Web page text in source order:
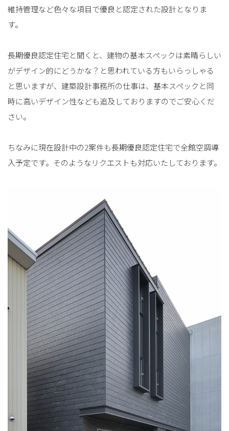
維持管理など色々な項目で優良と認定された設計となりま
す。
長期優良認定住宅と聞くと、建物の基本スペックは素晴らしい
がデザイン的にどうかな？と思われている方もいらっしゃる
と思いますが、建築設計事務所の仕事は、基本スペックと同
時に高いデザイン性なども追及しておりますのでご安心くだ
さい。
ちなみに現在設計中の2案件も長期優良認定住宅で全館空調導
入予定です。そのようなリクエストも対応いたしております。